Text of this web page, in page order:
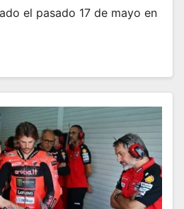
el pasado 17 de mayo en